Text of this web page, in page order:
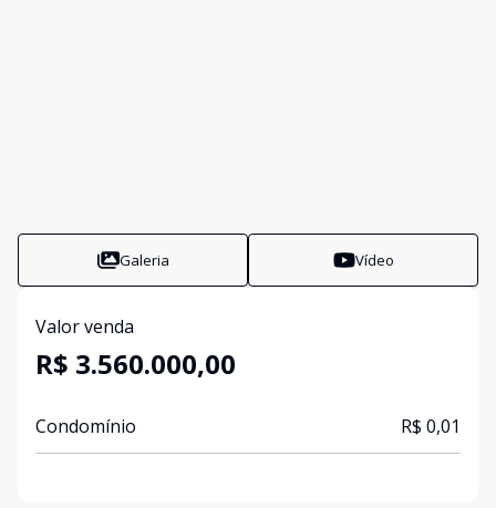
Galeria Vídeo
Valor venda
R$ 3.560.000,00
Condomínio R$ 0,01